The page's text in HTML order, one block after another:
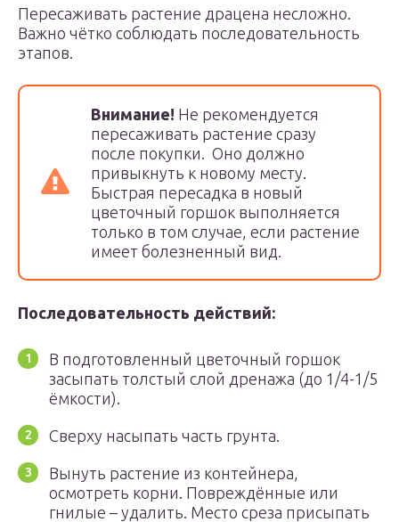
Пересаживать растение драцена несложно.
Важно чётко соблюдать последовательность
этапов.
Внимание! Не рекомендуется
пересаживать растение сразу
после покупки. Оно должно
привыкнуть к новому месту.
Быстрая пересадка в новый
цветочный горшок выполняется
только в том случае, если растение
имеет болезненный вид.
Последовательность действий:
В подготовленный цветочный горшок
засыпать толстый слой дренажа (до 1/4-1/5
ёмкости).
Сверху насыпать часть грунта.
Вынуть растение из контейнера,
осмотреть корни. Повреждённые или
гнилые – удалить. Место среза присыпать